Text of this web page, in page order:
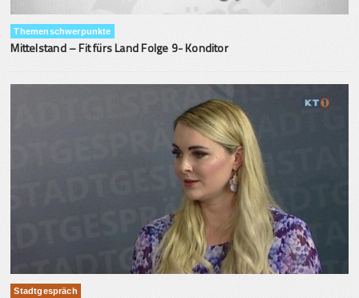
Themenschwerpunkte
Mittelstand – Fit fürs Land Folge 9- Konditor
Stadtgespräch